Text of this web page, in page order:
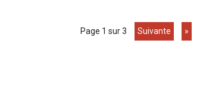
page 1 sur 3 suivante »